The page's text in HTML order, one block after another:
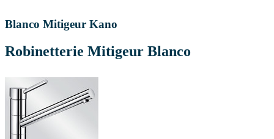
Blanco Mitigeur Kano
Robinetterie Mitigeur Blanco